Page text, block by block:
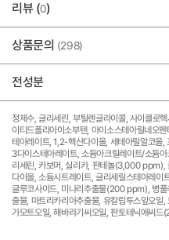
리뷰 (0)
상품문의 (298)
전성분
정제수, 글리세린, 부틸렌글라이콜, 사이클로
이티드폴리아이소부텐, 아이소스테아릴네오
테아레이트, 1,2-헥산다이올, 세테아릴알코올
3다이스테아레이트, 소듐아크릴레이트/소듐
리세린, 카보머, 실리카, 판테놀(3,000 ppm),
다이올, 소듐시트레이트, 글리세릴스테아레
글루코사이드, 미나리추출물(200 ppm), 병풀
출물, 마트리카리아추출물, 유칼립투스잎오일
가모트오일, 해바라기씨오일, 판토테닉애씨